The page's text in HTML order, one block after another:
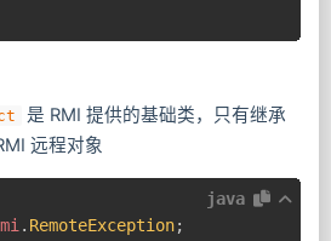
是 RMI 提供的基础类，只有继承
远程对象
java
. RemoteException;